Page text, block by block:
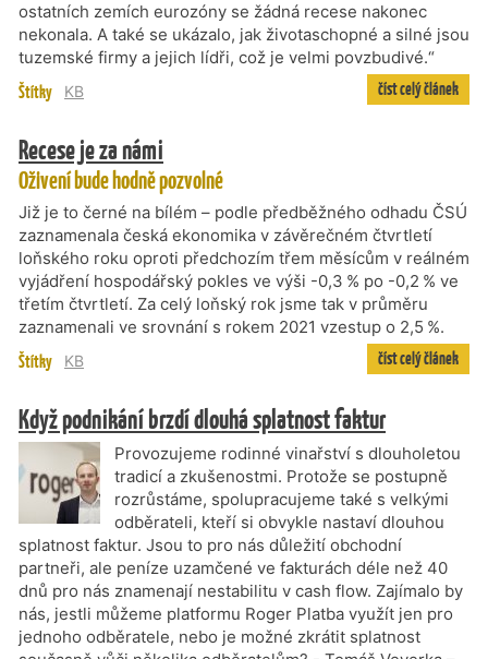
ostatních zemích eurozóny se žádná recese nakonec
nekonala. A také se ukázalo, jak životaschopné a silné jsou
tuzemské firmy a jejich lídři, což je velmi povzbudivé.“
Štítky KB číst celý článek
Recese je za námi
Oživení bude hodně pozvolné
Již je to černé na bílém – podle předběžného odhadu ČSÚ
zaznamenala česká ekonomika v závěrečném čtvrtletí
loňského roku oproti předchozím třem měsícům v reálném
vyjádření hospodářský pokles ve výši -0,3 % po -0,2 % ve
třetím čtvrtletí. Za celý loňský rok jsme tak v průměru
zaznamenali ve srovnání s rokem 2021 vzestup o 2,5 %.
Štítky KB číst celý článek
Když podnikání brzdí dlouhá splatnost faktur
Provozujeme rodinné vinařství s dlouholetou
tradicí a zkušenostmi. Protože se postupně
rozrůstáme, spolupracujeme také s velkými
odběrateli, kteří si obvykle nastaví dlouhou
splatnost faktur. Jsou to pro nás důležití obchodní
partneři, ale peníze uzamčené ve fakturách déle než 40
dnů pro nás znamenají nestabilitu v cash flow. Zajímalo by
nás, jestli můžeme platformu Roger Platba využít jen pro
jednoho odběratele, nebo je možné zkrátit splatnost